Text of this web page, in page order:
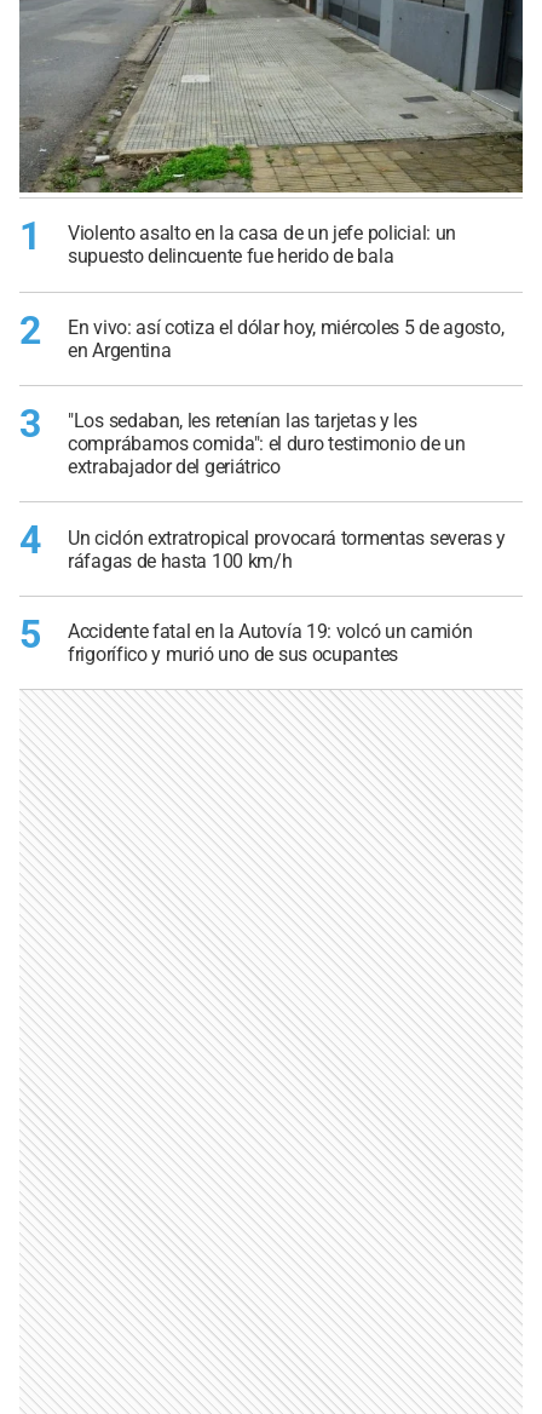
1
Violento asalto en la casa de un jefe policial: un
supuesto delincuente fue herido de bala
2
En vivo: así cotiza el dólar hoy, miércoles 5 de agosto,
en Argentina
3
"Los sedaban, les retenían las tarjetas y les
comprábamos comida": el duro testimonio de un
extrabajador del geriátrico
4
Un ciclón extratropical provocará tormentas severas y
ráfagas de hasta 100 km/h
5
Accidente fatal en la Autovía 19: volcó un camión
frigorífico y murió uno de sus ocupantes